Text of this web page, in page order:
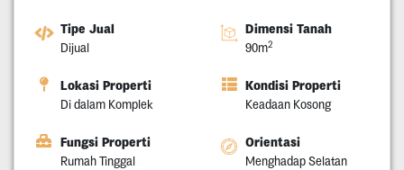
Tipe Jual
Dijual
Dimensi Tanah
90m2
Lokasi Properti
Di dalam Komplek
Kondisi Properti
Keadaan Kosong
Fungsi Properti
Rumah Tinggal
Orientasi
Menghadap Selatan